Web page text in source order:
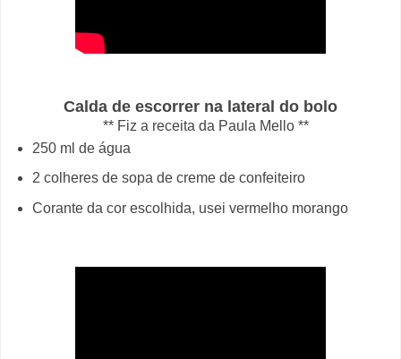
Calda de escorrer na lateral do bolo
** Fiz a receita da Paula Mello **
250 ml de água
2 colheres de sopa de creme de confeiteiro
Corante da cor escolhida, usei vermelho morango